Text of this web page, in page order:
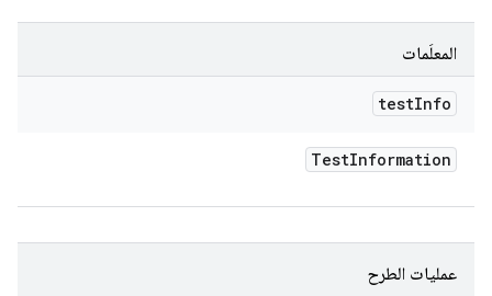
المعلَمات
testInfo
TestInformation
عمليات الطرح